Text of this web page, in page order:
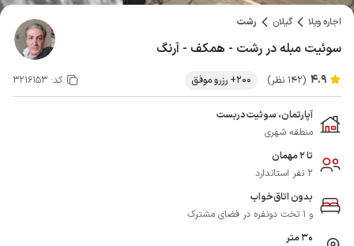
اجاره ویلا گیلان رشت
سوئیت مبله در رشت - همکف - آرنگ
4.9 (142 نظر) 200+ رزرو موفق کد: 3216153
آپارتمان، سوئیت دربست
منطقه شهری
تا 2 مهمان
2 نفر استاندارد
بدون اتاق‌خواب
و 1 تخت دونفره در فضای مشترک
30 متر